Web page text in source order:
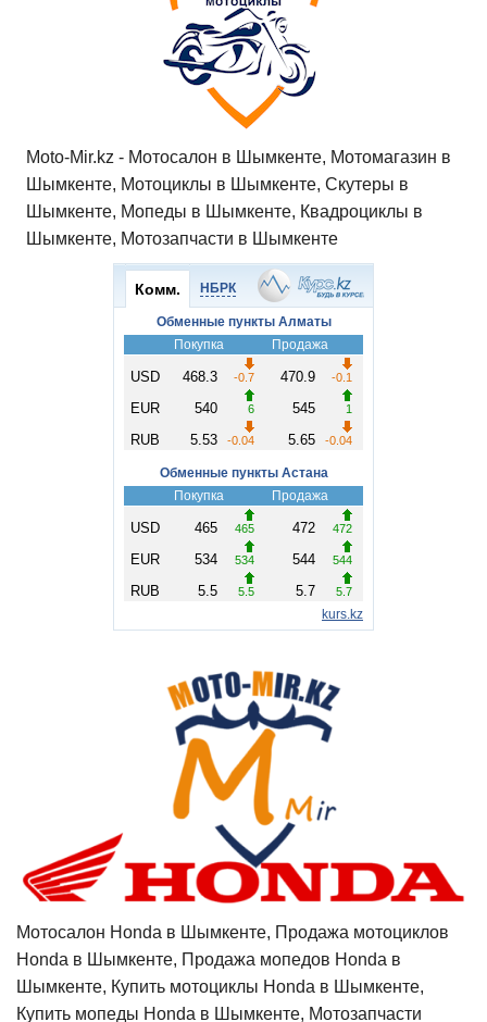
Moto-Mir.kz - Мотосалон в Шымкенте, Мотомагазин в
Шымкенте, Мотоциклы в Шымкенте, Скутеры в
Шымкенте, Мопеды в Шымкенте, Квадроциклы в
Шымкенте, Мотозапчасти в Шымкенте
Мотосалон Honda в Шымкенте, Продажа мотоциклов
Honda в Шымкенте, Продажа мопедов Honda в
Шымкенте, Купить мотоциклы Honda в Шымкенте,
Купить мопеды Honda в Шымкенте, Мотозапчасти